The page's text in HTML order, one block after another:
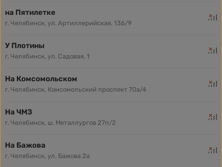
на Пятилетке
г. Челябинск, ул. Артиллерийская, 136/9
У Плотины
г. Челябинск, ул. Садовая, 1
На Комсомольском
г. Челябинск, Комсомольский проспект 70а/4
На ЧМЗ
г. Челябинск, ш. Металлургов 27п/2
На Бажова
г. Челябинск, ул. Бажова 2а